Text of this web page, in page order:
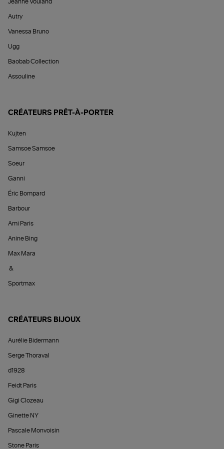
Jeanne Vouland
Autry
Vanessa Bruno
Ugg
Baobab Collection
Assouline
CRÉATEURS PRÊT-À-PORTER
Kujten
Samsoe Samsoe
Soeur
Ganni
Éric Bompard
Barbour
Ami Paris
Anine Bing
Max Mara
&
Sportmax
CRÉATEURS BIJOUX
Aurélie Bidermann
Serge Thoraval
d1928
Feidt Paris
Gigi Clozeau
Ginette NY
Pascale Monvoisin
Stone Paris